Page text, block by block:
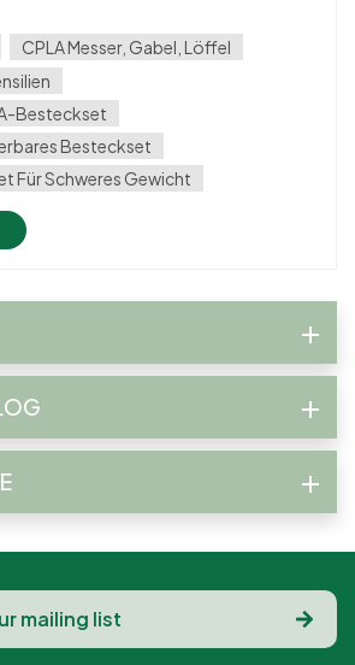
Einweggeschirrs ist CPLA-Besteck–
und umweltfreundliche
Plasti...
CPLA Messer, Gabel, Löffel
Besteckset
Besteckset
Für Schweres Gewicht